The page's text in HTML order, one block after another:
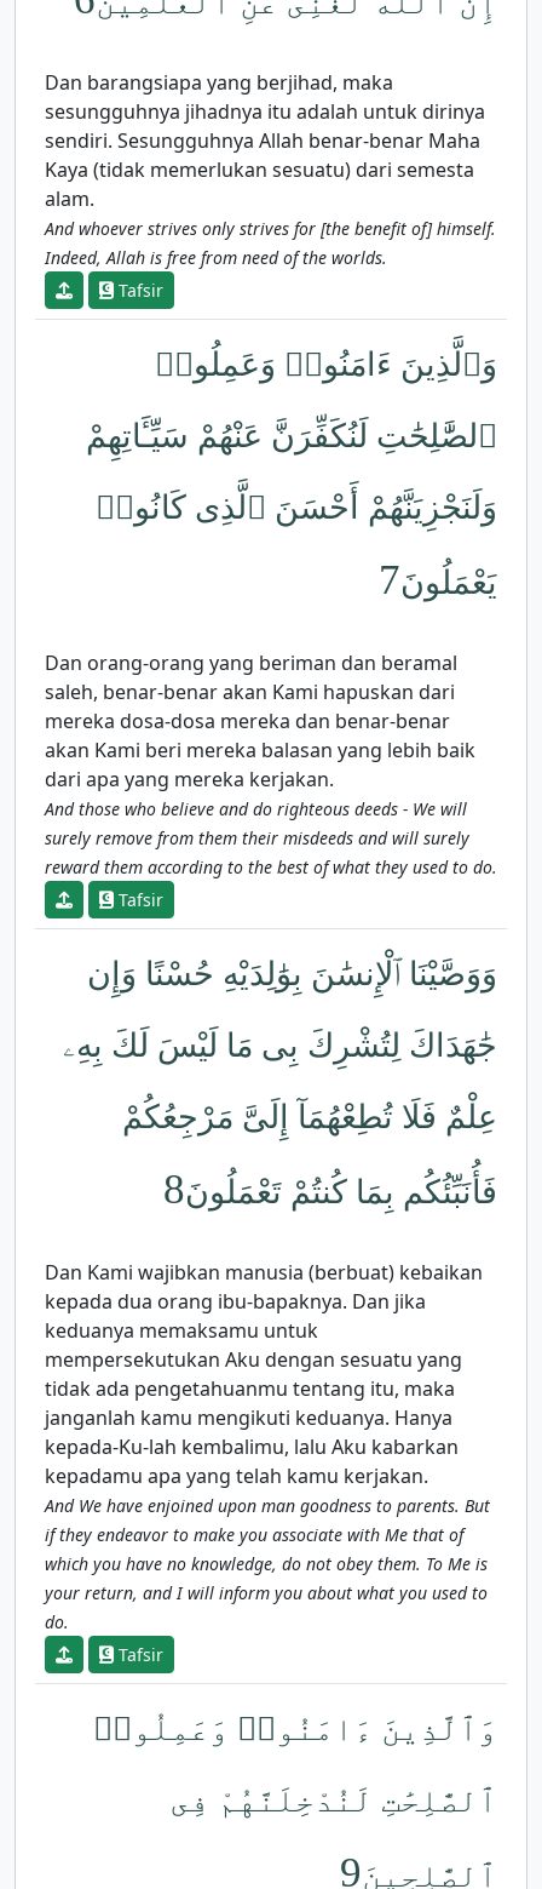
Dan barangsiapa yang berjihad, maka
sesungguhnya jihadnya itu adalah untuk dirinya
sendiri. Sesungguhnya Allah benar-benar Maha
Kaya (tidak memerlukan sesuatu) dari semesta
alam.
And whoever strives only strives for [the benefit of] himself.
Indeed, Allah is free from need of the worlds.
Tafsir
وَٱلَّذِينَ ءَامَنُوا۟ وَعَمِلُوا۟
ٱلصَّٰلِحَٰتِ لَنُكَفِّرَنَّ عَنْهُمْ سَيِّـَٔاتِهِمْ
وَلَنَجْزِيَنَّهُمْ أَحْسَنَ ٱلَّذِى كَانُوا۟
يَعْمَلُونَ7
Dan orang-orang yang beriman dan beramal
saleh, benar-benar akan Kami hapuskan dari
mereka dosa-dosa mereka dan benar-benar
akan Kami beri mereka balasan yang lebih baik
dari apa yang mereka kerjakan.
And those who believe and do righteous deeds - We will
surely remove from them their misdeeds and will surely
reward them according to the best of what they used to do.
Tafsir
وَوَصَّيْنَا ٱلْإِنسَٰنَ بِوَٰلِدَيْهِ حُسْنًا وَإِن
جَٰهَدَاكَ لِتُشْرِكَ بِى مَا لَيْسَ لَكَ بِهِۦ
عِلْمٌ فَلَا تُطِعْهُمَآ إِلَىَّ مَرْجِعُكُمْ
فَأُنَبِّئُكُم بِمَا كُنتُمْ تَعْمَلُونَ8
Dan Kami wajibkan manusia (berbuat) kebaikan
kepada dua orang ibu-bapaknya. Dan jika
keduanya memaksamu untuk
mempersekutukan Aku dengan sesuatu yang
tidak ada pengetahuanmu tentang itu, maka
janganlah kamu mengikuti keduanya. Hanya
kepada-Ku-lah kembalimu, lalu Aku kabarkan
kepadamu apa yang telah kamu kerjakan.
And We have enjoined upon man goodness to parents. But
if they endeavor to make you associate with Me that of
which you have no knowledge, do not obey them. To Me is
your return, and I will inform you about what you used to
do.
Tafsir
وَٱلَّذِينَ ءَامَنُوا۟ وَعَمِلُوا۟
ٱلصَّٰلِحَٰتِ لَنُدْخِلَنَّهُمْ فِى
ٱلصَّٰلِحِينَ9